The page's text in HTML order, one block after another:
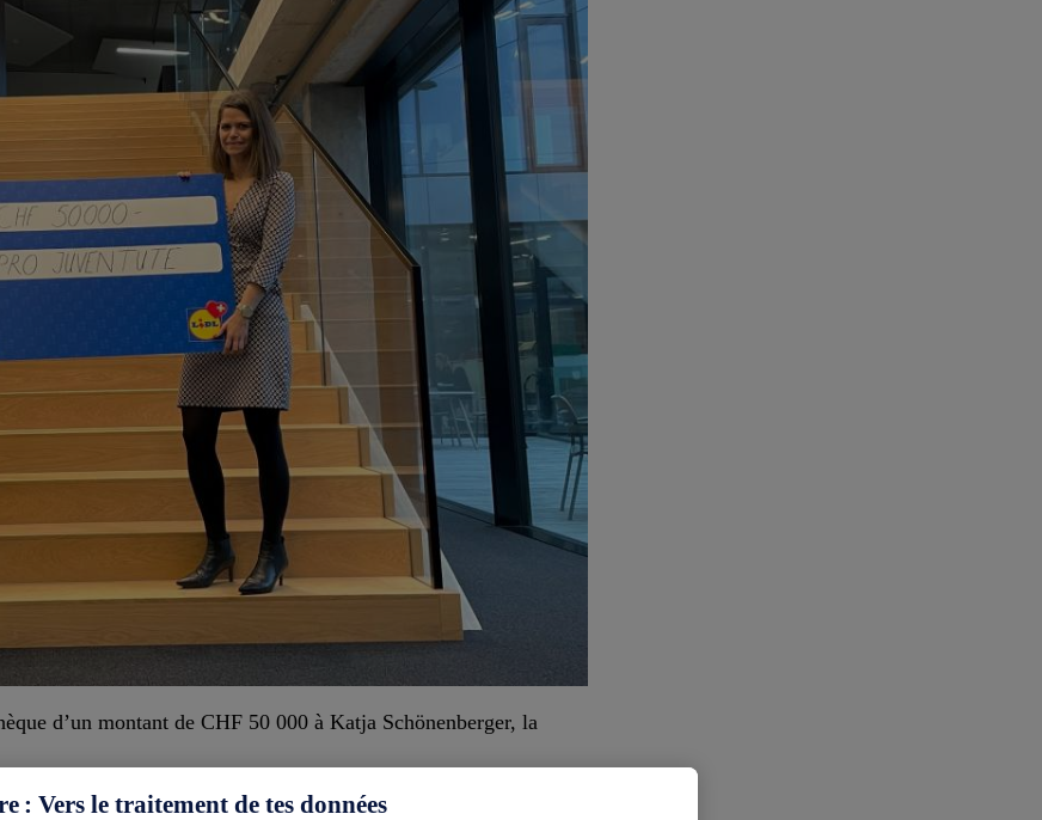
d’un montant de CHF 50 000 à Katja Schönenberger, la
somme a été récoltée à l’occasion un concours de dessin où
: Vers le traitement de tes données